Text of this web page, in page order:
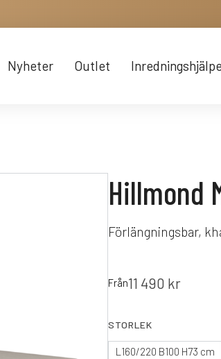
Nyheter Outlet
Hillmond
Förlängningsbar,
Från11 490 kr
STORLEK
L160/220 B100 H73 cm